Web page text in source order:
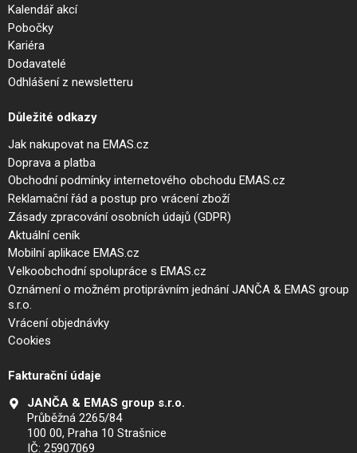
Kalendář akcí
Pobočky
Kariéra
Dodavatelé
Odhlášení z newsletteru
Důležité odkazy
Jak nakupovat na EMAS.cz
Doprava a platba
Obchodní podmínky internetového obchodu EMAS.cz
Reklamační řád a postup pro vrácení zboží
Zásady zpracování osobních údajů (GDPR)
Aktuální ceník
Mobilní aplikace EMAS.cz
Velkoobchodní spolupráce s EMAS.cz
Oznámení o možném protiprávním jednání JANČA & EMAS group
s.r.o.
Vrácení objednávky
Cookies
Fakturační údaje
JANČA & EMAS group s.r.o.
Průběžná 2265/84
100 00, Praha 10 Strašnice
IČ: 25907069